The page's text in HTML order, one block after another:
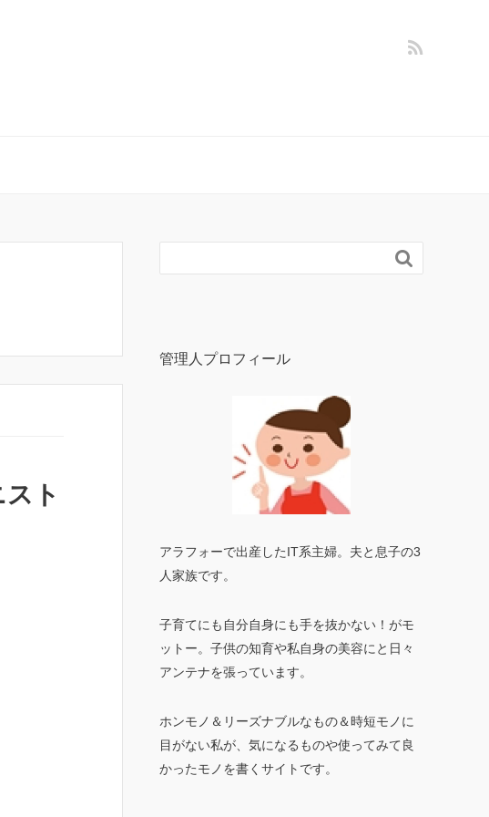
ト

管理人プロフィール
アラフォーで出産したIT系主婦。夫と息子の3
人家族です。
子育てにも自分自身にも手を抜かない！がモ
ットー。子供の知育や私自身の美容にと日々
アンテナを張っています。
ホンモノ＆リーズナブルなもの＆時短モノに
目がない私が、気になるものや使ってみて良
かったモノを書くサイトです。